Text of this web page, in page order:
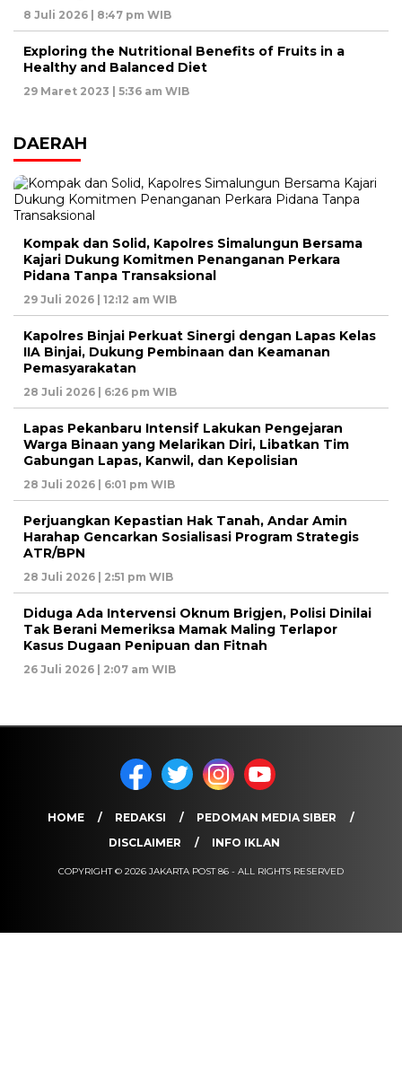
8 Juli 2026 | 8:47 pm WIB
Exploring the Nutritional Benefits of Fruits in a
Healthy and Balanced Diet
29 Maret 2023 | 5:36 am WIB
DAERAH
Kompak dan Solid, Kapolres Simalungun Bersama
Kajari Dukung Komitmen Penanganan Perkara
Pidana Tanpa Transaksional
29 Juli 2026 | 12:12 am WIB
Kapolres Binjai Perkuat Sinergi dengan Lapas Kelas
IIA Binjai, Dukung Pembinaan dan Keamanan
Pemasyarakatan
28 Juli 2026 | 6:26 pm WIB
Lapas Pekanbaru Intensif Lakukan Pengejaran
Warga Binaan yang Melarikan Diri, Libatkan Tim
Gabungan Lapas, Kanwil, dan Kepolisian
28 Juli 2026 | 6:01 pm WIB
Perjuangkan Kepastian Hak Tanah, Andar Amin
Harahap Gencarkan Sosialisasi Program Strategis
ATR/BPN
28 Juli 2026 | 2:51 pm WIB
Diduga Ada Intervensi Oknum Brigjen, Polisi Dinilai
Tak Berani Memeriksa Mamak Maling Terlapor
Kasus Dugaan Penipuan dan Fitnah
26 Juli 2026 | 2:07 am WIB
HOME REDAKSI
PEDOMAN MEDIA SIBER
DISCLAIMER
INFO IKLAN
COPYRIGHT © 2026 JAKARTA POST 86 - ALL RIGHTS RESERVED